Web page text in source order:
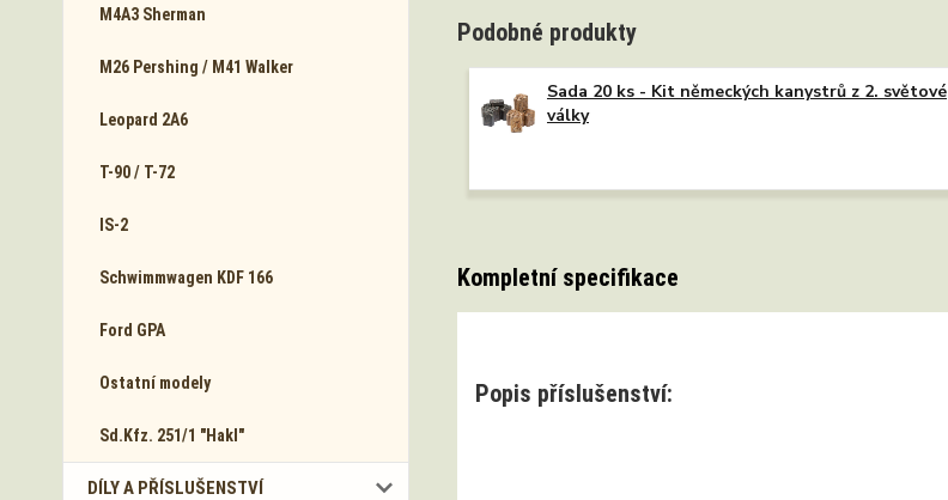
M4A3 Sherman
M26 Pershing / M41 Walker
Leopard 2A6
T-90 / T-72
IS-2
Schwimmwagen KDF 166
Ford GPA
Ostatní modely
Sd.Kfz. 251/1 "Hakl"
DÍLY A PŘÍSLUŠENSTVÍ
Podobné produkty
Sada 20 ks - Kit německých kanystrů z 2. světové
války
Kompletní specifikace
Popis příslušenství: